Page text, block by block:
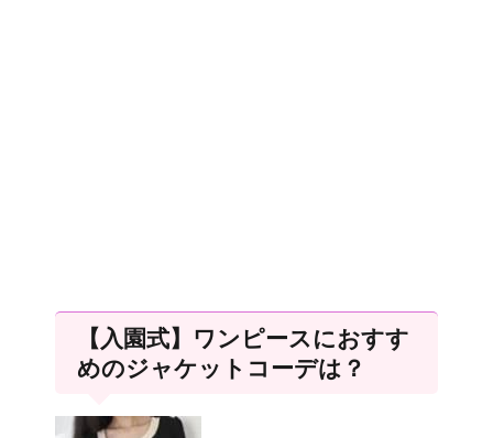
【入園式】ワンピースにおすす
めのジャケットコーデは？